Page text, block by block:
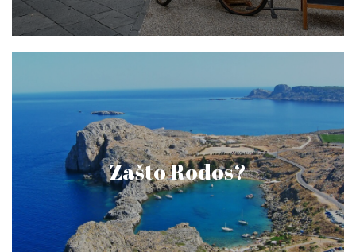
Zašto Rodos?